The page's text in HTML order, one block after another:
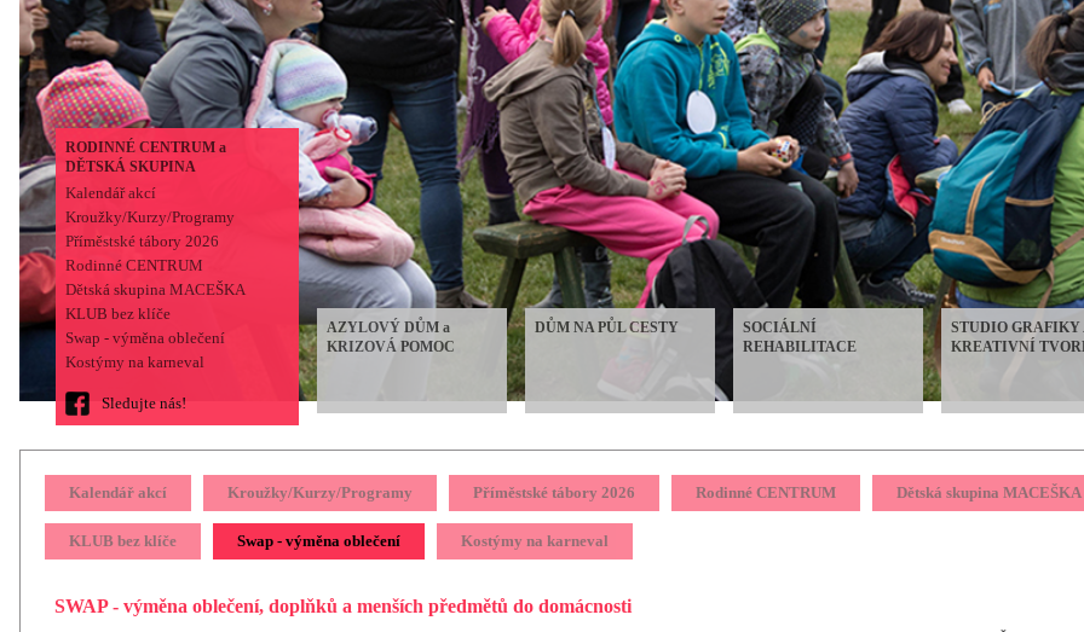
RODINNÉ CENTRUM a
DĚTSKÁ SKUPINA
Kalendář akcí
Kroužky/Kurzy/Programy
Příměstské tábory 2026
Rodinné CENTRUM
Dětská skupina MACEŠKA
KLUB bez klíče
Swap - výměna oblečení
Kostýmy na karneval
Sledujte nás!
AZYLOVÝ DŮM a
KRIZOVÁ POMOC
DŮM NA PŮL CESTY
SOCIÁLNÍ
REHABILITACE
STUDIO GRAFIKY
KREATIVNÍ
Kalendář akcí Kroužky/Kurzy/Programy Příměstské tábory 2026 Rodinné CENTRUM Dětská skupina MACEŠKA
KLUB bez klíče Swap - výměna oblečení Kostýmy na karneval
SWAP - výměna oblečení, doplňků a menších předmětů do domácnosti